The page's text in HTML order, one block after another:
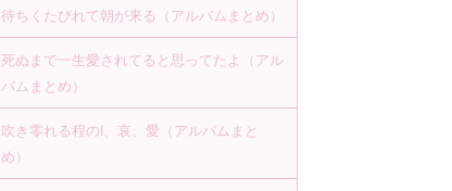
待ちくたびれて朝が来る（アルバムまとめ）
死ぬまで一生愛されてると思ってたよ（アル
バムまとめ）
吹き零れる程のI、哀、愛（アルバムまと
め）